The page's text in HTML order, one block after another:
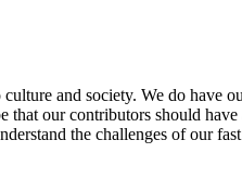
and society. We do have
our contributors should
the challenges of our